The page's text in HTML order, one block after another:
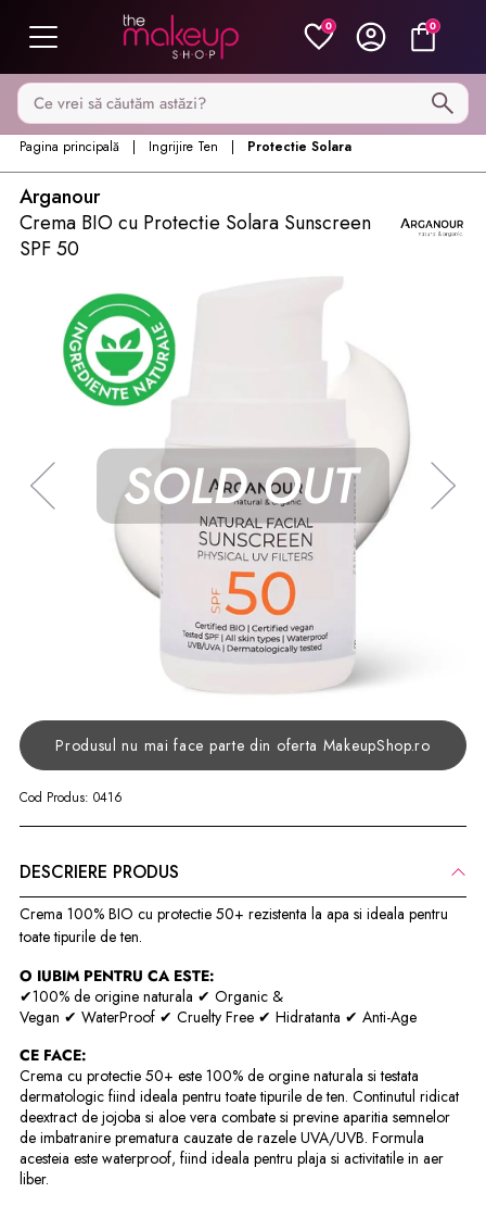
0 0
Caută pe MakeupShop
Pagina principală Ingrijire Ten Protectie Solara
Arganour
Crema BIO cu Protectie Solara Sunscreen
SPF 50
Produsul nu mai face parte din oferta MakeupShop.ro
Cod Produs: 0416
DESCRIERE PRODUS
Crema 100% BIO cu protectie 50+ rezistenta la apa si ideala pentru
toate tipurile de ten.
O IUBIM PENTRU CA ESTE:
✔100% de origine naturala ✔ Organic &
Vegan ✔ WaterProof ✔ Cruelty Free ✔ Hidratanta ✔ Anti-Age
CE FACE:
Crema cu protectie 50+ este 100% de orgine naturala si testata
dermatologic fiind ideala pentru toate tipurile de ten. Continutul ridicat
deextract de jojoba si aloe vera combate si previne aparitia semnelor
de imbatranire prematura cauzate de razele UVA/UVB. Formula
acesteia este waterproof, fiind ideala pentru plaja si activitatile in aer
liber.